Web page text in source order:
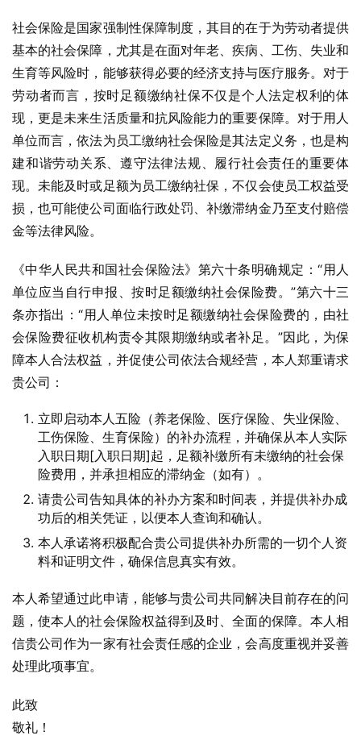
社会保险是国家强制性保障制度，其目的在于为劳动者提供
基本的社会保障，尤其是在面对年老、疾病、工伤、失业和
生育等风险时，能够获得必要的经济支持与医疗服务。对于
劳动者而言，按时足额缴纳社保不仅是个人法定权利的体
现，更是未来生活质量和抗风险能力的重要保障。对于用人
单位而言，依法为员工缴纳社会保险是其法定义务，也是构
建和谐劳动关系、遵守法律法规、履行社会责任的重要体
现。未能及时或足额为员工缴纳社保，不仅会使员工权益受
损，也可能使公司面临行政处罚、补缴滞纳金乃至支付赔偿
金等法律风险。
《中华人民共和国社会保险法》第六十条明确规定：“用人
单位应当自行申报、按时足额缴纳社会保险费。”第六十三
条亦指出：“用人单位未按时足额缴纳社会保险费的，由社
会保险费征收机构责令其限期缴纳或者补足。”因此，为保
障本人合法权益，并促使公司依法合规经营，本人郑重请求
贵公司：
立即启动本人五险（养老保险、医疗保险、失业保险、
工伤保险、生育保险）的补办流程，并确保从本人实际
入职日期[入职日期]起，足额补缴所有未缴纳的社会保
险费用，并承担相应的滞纳金（如有）。
请贵公司告知具体的补办方案和时间表，并提供补办成
功后的相关凭证，以便本人查询和确认。
本人承诺将积极配合贵公司提供补办所需的一切个人资
料和证明文件，确保信息真实有效。
本人希望通过此申请，能够与贵公司共同解决目前存在的问
题，使本人的社会保险权益得到及时、全面的保障。本人相
信贵公司作为一家有社会责任感的企业，会高度重视并妥善
处理此项事宜。
此致
敬礼！